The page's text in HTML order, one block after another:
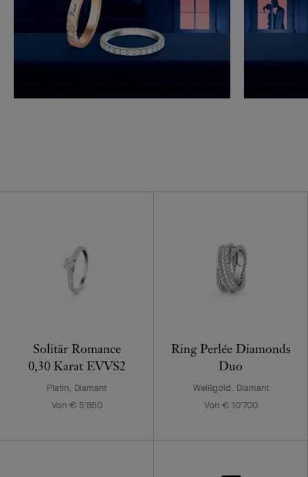
Solitär Romance
0,30 Karat EVVS2
Platin, Diamant
Von € 5'850
Ring Perlée Diamonds
Duo
Weißgold, Diamant
Von € 10'700